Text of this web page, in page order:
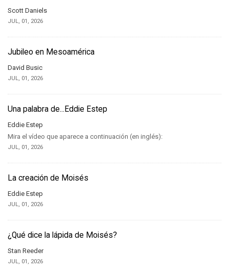
Scott Daniels
JUL, 01, 2026
Jubileo en Mesoamérica
David Busic
JUL, 01, 2026
Una palabra de...Eddie Estep
Eddie Estep
Mira el vídeo que aparece a continuación (en inglés):
JUL, 01, 2026
La creación de Moisés
Eddie Estep
JUL, 01, 2026
¿Qué dice la lápida de Moisés?
Stan Reeder
JUL, 01, 2026